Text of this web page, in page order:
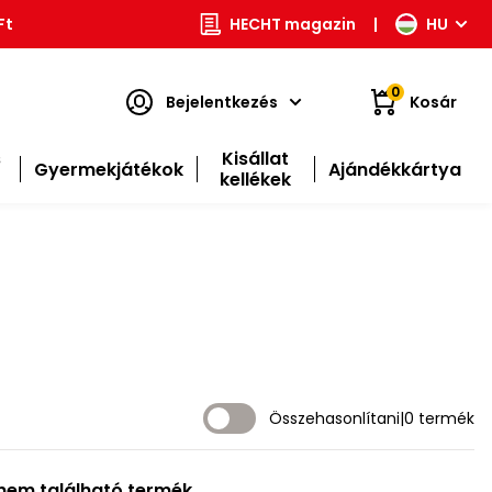
HECHT magazin | HU
Bejelentkezés 0 Kosár
Gyermekjátékok
Kisállat
kellékek
Ajándékkártya
Összehasonlítani|0 termék